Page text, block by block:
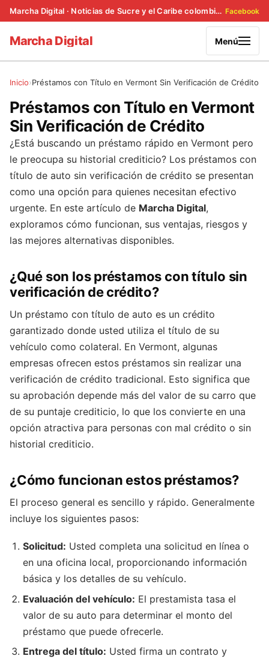
Marcha Digital · Noticias de Sucre y el Caribe colombiano Facebook
Marcha Digital Menú
Inicio Préstamos con Título en Vermont Sin Verificación de Crédito
Préstamos con Título en Vermont
Sin Verificación de Crédito
¿Está buscando un préstamo rápido en Vermont pero
le preocupa su historial crediticio? Los préstamos con
título de auto sin verificación de crédito se presentan
como una opción para quienes necesitan efectivo
urgente. En este artículo de Marcha Digital,
exploramos cómo funcionan, sus ventajas, riesgos y
las mejores alternativas disponibles.
¿Qué son los préstamos con título sin
verificación de crédito?
Un préstamo con título de auto es un crédito
garantizado donde usted utiliza el título de su
vehículo como colateral. En Vermont, algunas
empresas ofrecen estos préstamos sin realizar una
verificación de crédito tradicional. Esto significa que
su aprobación depende más del valor de su carro que
de su puntaje crediticio, lo que los convierte en una
opción atractiva para personas con mal crédito o sin
historial crediticio.
¿Cómo funcionan estos préstamos?
El proceso general es sencillo y rápido. Generalmente
incluye los siguientes pasos:
Solicitud: Usted completa una solicitud en línea o
en una oficina local, proporcionando información
básica y los detalles de su vehículo.
Evaluación del vehículo: El prestamista tasa el
valor de su auto para determinar el monto del
préstamo que puede ofrecerle.
Entrega del título: Usted firma un contrato y